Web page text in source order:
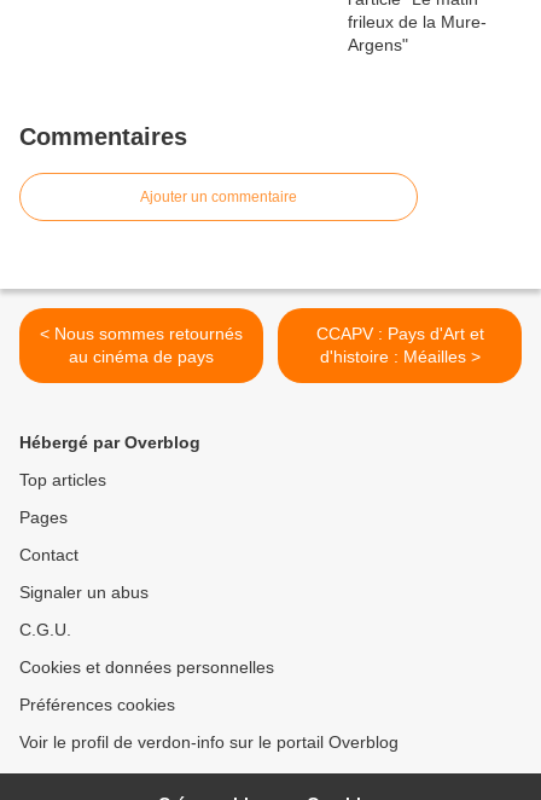
Commentaires
Ajouter un commentaire
< Nous sommes retournés
au cinéma de pays
CCAPV : Pays d'Art et
d'histoire : Méailles >
Hébergé par Overblog
Top articles
Pages
Contact
Signaler un abus
C.G.U.
Cookies et données personnelles
Préférences cookies
Voir le profil de verdon-info sur le portail Overblog